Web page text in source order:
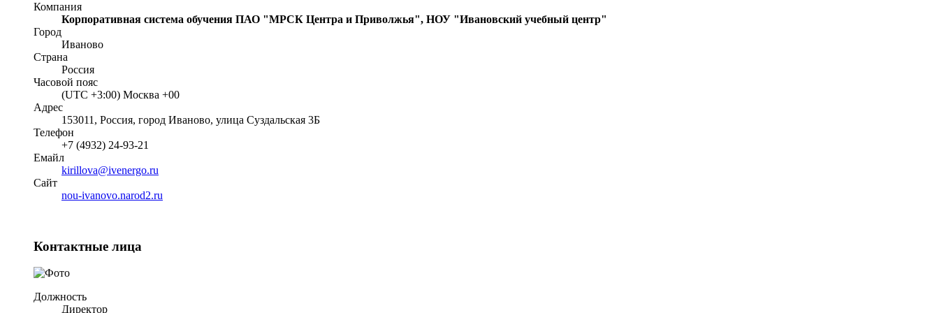
Компания
Корпоративная система обучения ПАО "МРСК Центра и Приволжья", НОУ "Ивановский учебный центр"
Город
Иваново
Страна
Россия
Часовой пояс
(UTC +3:00) Москва +00
Адрес
153011, Россия, город Иваново, улица Суздальская 3Б
Телефон
+7 (4932) 24-93-21
Емайл
kirillova@ivenergo.ru
Cайт
nou-ivanovo.narod2.ru
Контактные лица
Должность
Директор